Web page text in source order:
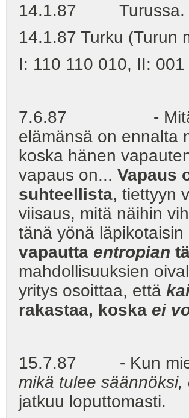
14.1.87
14.1.87 Turku (Turun
I: 110 110 010, II:
7.6.87 - Mitä
elämänsä on ennalta
koska hänen
vapaus on... Vapaus
suhteellista, tiettyyn
viisaus, mitä näihin
tänä yönä läpikotaisin
vapautta entropian
mahdollisuuksien
yritys osoittaa, että
rakastaa, koska ei
15.7.87 - Kun
mikä tulee
jatkuu loputtomasti.